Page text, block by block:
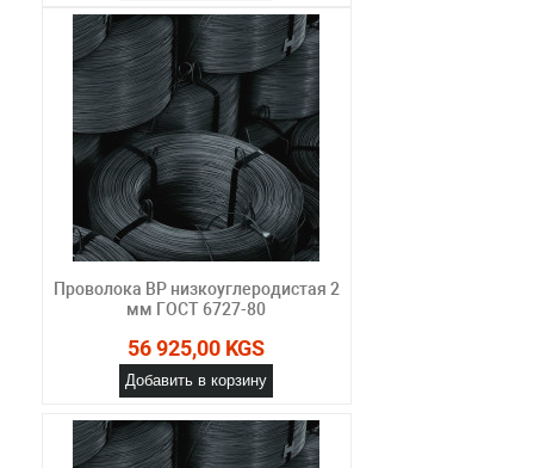
Проволока ВР низкоуглеродистая 2
мм ГОСТ 6727-80
56 925,00 KGS
Добавить в корзину